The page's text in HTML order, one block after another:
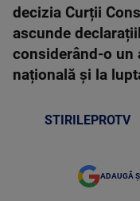
decizia Curții
ascunde
considerând-o un
națională și la
STIRILEPROTV
ADAUGĂ